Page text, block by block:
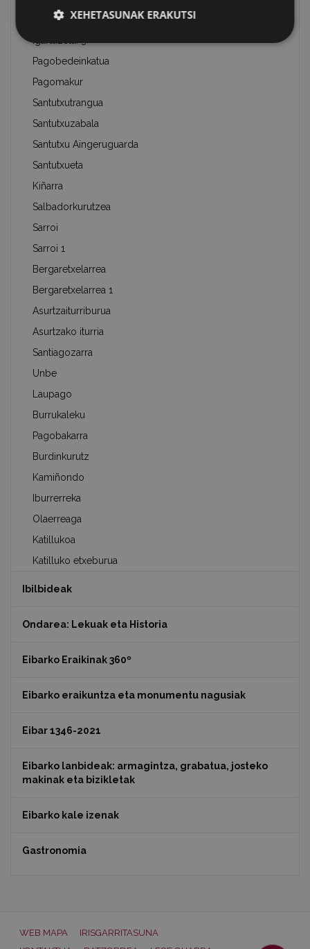
Igartuzelai 2
Igartuzelai 3
Pagobedeinkatua
Pagomakur
Santutxutrangua
Santutxuzabala
Santutxu Aingeruguarda
Santutxueta
Kiñarra
Salbadorkurutzea
Sarroi
Sarroi 1
Bergaretxelarrea
Bergaretxelarrea 1
Asurtzaiturriburua
Asurtzako iturria
Santiagozarra
Unbe
Laupago
Burrukaleku
Pagobakarra
Burdinkurutz
Kamiñondo
Iburrerreka
Olaerreaga
Katillukoa
Katilluko etxeburua
Ibilbideak
Ondarea: Lekuak eta Historia
Eibarko Eraikinak 360º
Eibarko eraikuntza eta monumentu nagusiak
Eibar 1346-2021
Eibarko lanbideak: armagintza, grabatua, josteko
makinak eta bizikletak
Eibarko kale izenak
Gastronomia
WEB MAPA
IRISGARRITASUNA
XEHETASUNAK ERAKUTSI